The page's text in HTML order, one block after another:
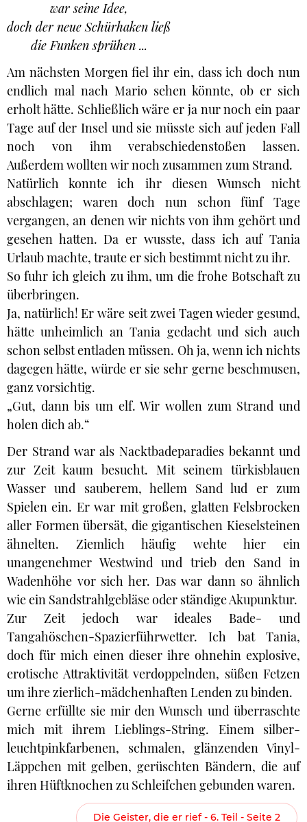
war seine Idee,
doch der neue Schürhaken ließ
die Funken sprühen ...
Am nächsten Morgen fiel ihr ein, dass ich doch nun
endlich mal nach Mario sehen könnte, ob er sich
erholt hätte. Schließlich wäre er ja nur noch ein paar
Tage auf der Insel und sie müsste sich auf jeden Fall
noch von ihm verabschiedenstoßen lassen.
Außerdem wollten wir noch zusammen zum Strand.
Natürlich konnte ich ihr diesen Wunsch nicht
abschlagen; waren doch nun schon fünf Tage
vergangen, an denen wir nichts von ihm gehört und
gesehen hatten. Da er wusste, dass ich auf Tania
Urlaub machte, traute er sich bestimmt nicht zu ihr.
So fuhr ich gleich zu ihm, um die frohe Botschaft zu
überbringen.
Ja, natürlich! Er wäre seit zwei Tagen wieder gesund,
hätte unheimlich an Tania gedacht und sich auch
schon selbst entladen müssen. Oh ja, wenn ich nichts
dagegen hätte, würde er sie sehr gerne beschmusen,
ganz vorsichtig.
„Gut, dann bis um elf. Wir wollen zum Strand und
holen dich ab.“
Der Strand war als Nacktbadeparadies bekannt und
zur Zeit kaum besucht. Mit seinem türkisblauen
Wasser und sauberem, hellem Sand lud er zum
Spielen ein. Er war mit großen, glatten Felsbrocken
aller Formen übersät, die gigantischen Kieselsteinen
ähnelten. Ziemlich häufig wehte hier ein
unangenehmer Westwind und trieb den Sand in
Wadenhöhe vor sich her. Das war dann so ähnlich
wie ein Sandstrahlgebläse oder ständige Akupunktur.
Zur Zeit jedoch war ideales Bade- und
Tangahöschen-Spazierführwetter. Ich bat Tania,
doch für mich einen dieser ihre ohnehin explosive,
erotische Attraktivität verdoppelnden, süßen Fetzen
um ihre zierlich-mädchenhaften Lenden zu binden.
Gerne erfüllte sie mir den Wunsch und überraschte
mich mit ihrem Lieblings-String. Einem silber-
leuchtpinkfarbenen, schmalen, glänzenden Vinyl-
Läppchen mit gelben, gerüschten Bändern, die auf
ihren Hüftknochen zu Schleifchen gebunden waren.
Die Geister, die er rief - 6. Teil - Seite 2